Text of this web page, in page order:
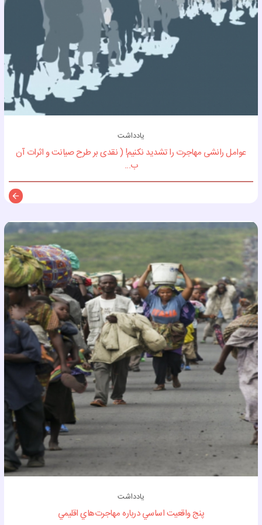
یادداشت
عوامل رانشی مهاجرت را تشدید نکنیم! ( نقدی بر طرح صیانت و اثرات آن
ب...
یادداشت
پنج واقعيت‌ اساسي درباره مهاجرت‌هاي اقليمي